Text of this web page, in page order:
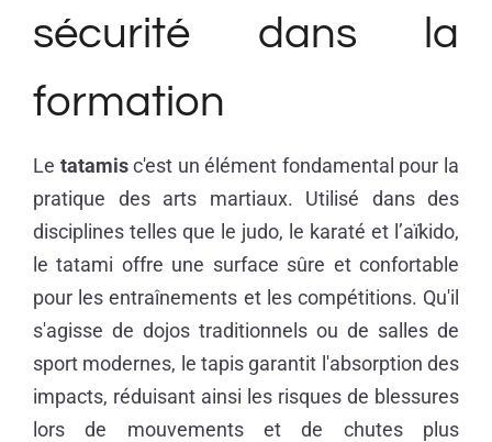
sécurité dans la
formation
Le tatamisc'est un élément fondamental pour la
pratique des arts martiaux. Utilisé dans des
disciplines telles que le judo, le karaté et l’aïkido,
le tatami offre une surface sûre et confortable
pour les entraînements et les compétitions. Qu'il
s'agisse de dojos traditionnels ou de salles de
sport modernes, le tapis garantit l'absorption des
impacts, réduisant ainsi les risques de blessures
lors de mouvements et de chutes plus